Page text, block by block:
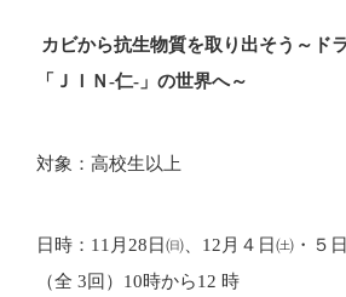
カビから抗生物質を取り出そう～ド
「ＪＩＮ-仁-」の世界へ～
対象：高校生以上
日時：11月28日㈰、12月４日㈯・５
（全 3回）10時から12 時